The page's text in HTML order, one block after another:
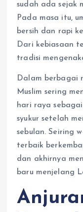
sudah ada sejak
Pada masa itu,
bersih dan rapi
Dari kebiasaan
tradisi
Dalam berbagai
Muslim sering
hari raya
syukur setelah
sebulan. Seiring
terbaik
dan akhirnya
baru menjelang